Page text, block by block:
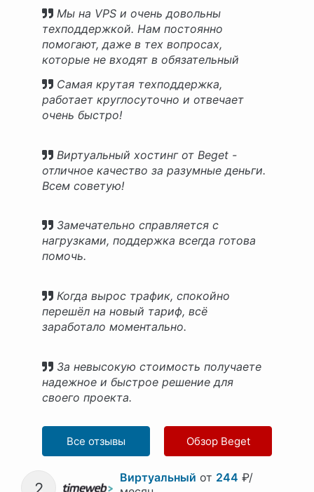
Мы на VPS и очень довольны
техподдержкой. Нам постоянно
помогают, даже в тех вопросах,
которые не входят в обязательный
Самая крутая техподдержка,
работает круглосуточно и отвечает
очень быстро!
Виртуальный хостинг от Beget -
отличное качество за разумные деньги.
Всем советую!
Замечательно справляется с
нагрузками, поддержка всегда готова
помочь.
Когда вырос трафик, спокойно
перешёл на новый тариф, всё
заработало моментально.
За невысокую стоимость получаете
надежное и быстрое решение для
своего проекта.
Все отзывы Обзор Beget
2
Виртуальный от 244 ₽/